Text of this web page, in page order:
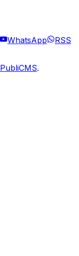
WhatsApp RSS
PubliCMS.